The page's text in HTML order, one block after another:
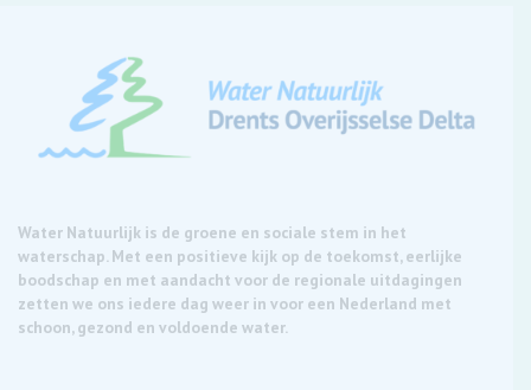
Water Natuurlijk is de groene en sociale stem in het
waterschap. Met een positieve kijk op de toekomst, eerlijke
boodschap en met aandacht voor de regionale uitdagingen
zetten we ons iedere dag weer in voor een Nederland met
schoon, gezond en voldoende water.